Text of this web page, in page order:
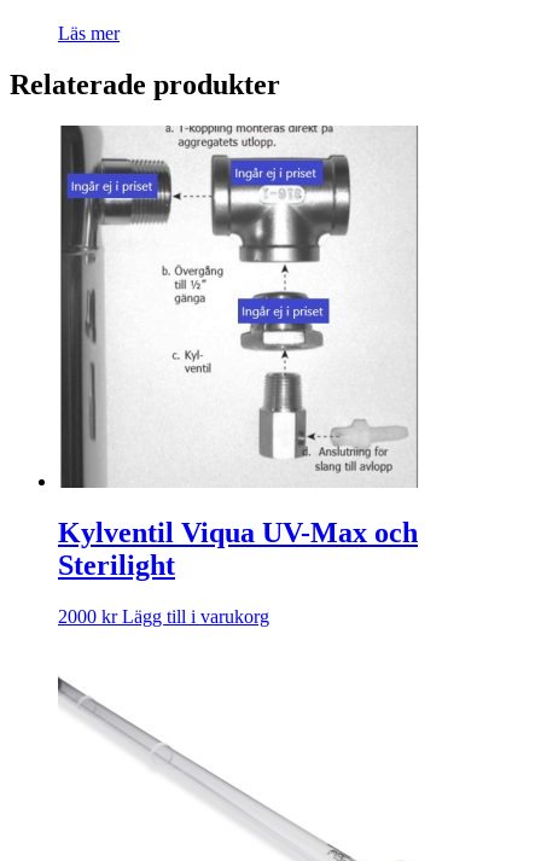
Läs mer
Relaterade produkter
Kylventil Viqua UV-Max och
Sterilight
2000 kr Lägg till i varukorg